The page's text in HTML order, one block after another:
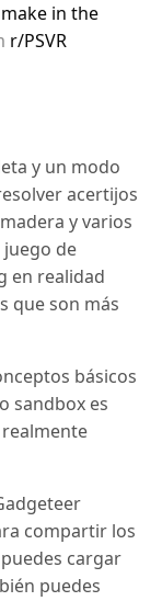
in the
r/PSVR
y un modo
acertijos
y varios
juego de
en realidad
que son más
básicos
sandbox es
compartir los
cargar
puedes